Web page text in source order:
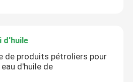
d'huile
de produits pétroliers pour
d'huile de